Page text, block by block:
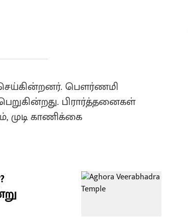
செய்கின்றனர். பௌர்ணமி
பிரார்த்தனைகள்
முடி காணிக்கை